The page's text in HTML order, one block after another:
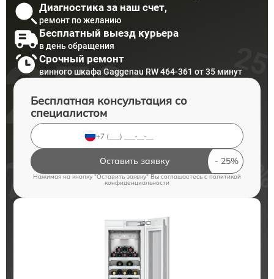
Диагностика за наш счет,
ремонт по желанию
Бесплатный выезд курьера
в день обращения
Срочный ремонт
винного шкафа Gaggenau RW 464-361 от 35 минут
Бесплатная консультация со
специалистом
Оставить заявку
Нажимая на кнопку "Оставить заявку" Вы соглашаетесь c политикой
конфиденциальности